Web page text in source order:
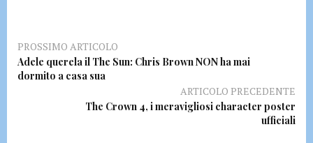
PROSSIMO ARTICOLO
Adele querela il The Sun: Chris Brown NON ha mai
dormito a casa sua
ARTICOLO PRECEDENTE
The Crown 4, i meravigliosi character poster
ufficiali